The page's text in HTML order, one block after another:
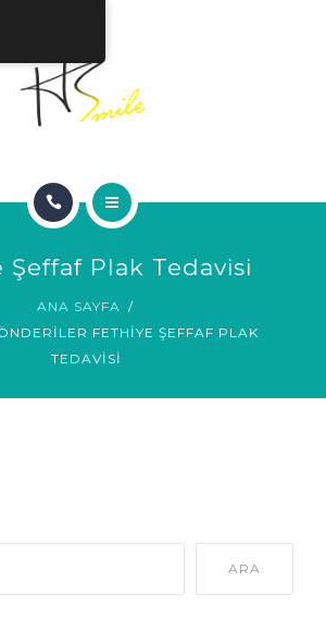
Şeffaf Plak Tedavisi
ANA SAYFA
FETHIYE ŞEFFAF PLAK
TEDAVISI
ARA